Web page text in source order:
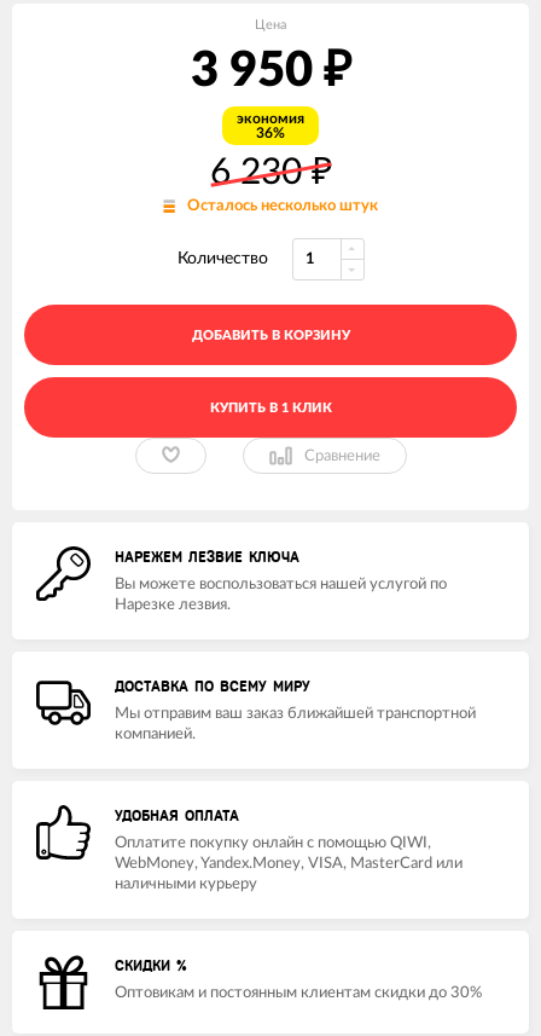
Цена
3 950 ₽
экономия
36%
6 230₽
Осталось несколько штук
Количество
ДОБАВИТЬ В КОРЗИНУ
КУПИТЬ В 1 КЛИК
Сравнение
НАРЕЖЕМ ЛЕЗВИЕ КЛЮЧА
Вы можете воспользоваться нашей услугой по
Нарезке лезвия.
ДОСТАВКА ПО ВСЕМУ МИРУ
Мы отправим ваш заказ ближайшей транспортной
компанией.
УДОБНАЯ ОПЛАТА
Оплатите покупку онлайн с помощью QIWI,
WebMoney, Yandex.Money, VISA, MasterCard или
наличными курьеру
СКИДКИ %
Оптовикам и постоянным клиентам скидки до 30%